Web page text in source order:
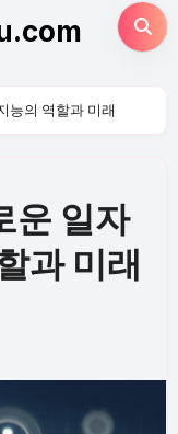
능의 역할과 미래
운 일자
과 미래